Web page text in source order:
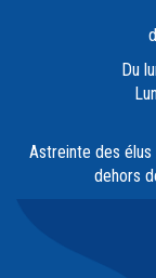
Du
Astreinte des élus
dehors